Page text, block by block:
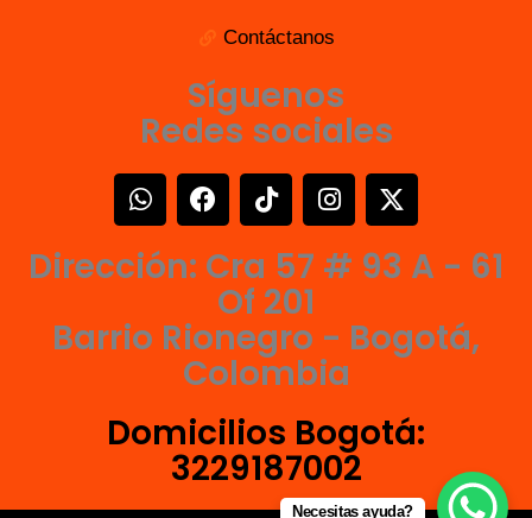
Contáctanos
Síguenos
Redes sociales
W
h
t
p
F
a
e
o
k
T
i
o
k
I
n
t
r
a
m
X
-
w
t
e
Dirección: Cra 57 # 93 A - 61
Of 201
Barrio Rionegro - Bogotá,
Colombia
Domicilios Bogotá:
3229187002
Necesitas ayuda?